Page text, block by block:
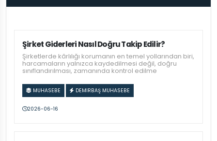
Şirket Giderleri Nasıl Doğru Takip Edilir?
Şirketlerde kârlılığı korumanın en temel yollarından biri,
harcamaların yalnızca kaydedilmesi değil, doğru
sınıflandırılması, zamanında kontrol edilme
MUHASEBE DEMIRBAŞ MUHASEBE
2026-06-16